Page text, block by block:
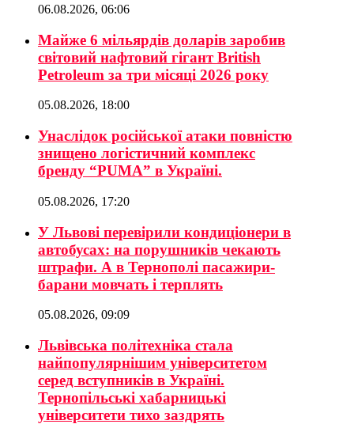
06.08.2026, 06:06
Майже 6 мільярдів доларів заробив
світовий нафтовий гігант British
Petroleum за три місяці 2026 року
05.08.2026, 18:00
Унаслідок російської атаки повністю
знищено логістичний комплекс
бренду “PUMA” в Україні.
05.08.2026, 17:20
У Львові перевірили кондиціонери в
автобусах: на порушників чекають
штрафи. А в Тернополі пасажири-
барани мовчать і терплять
05.08.2026, 09:09
Львівська політехніка стала
найпопулярнішим університетом
серед вступників в Україні.
Тернопільські хабарницькі
університети тихо заздрять